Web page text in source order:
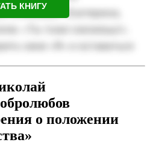
КНИГУ
о положении